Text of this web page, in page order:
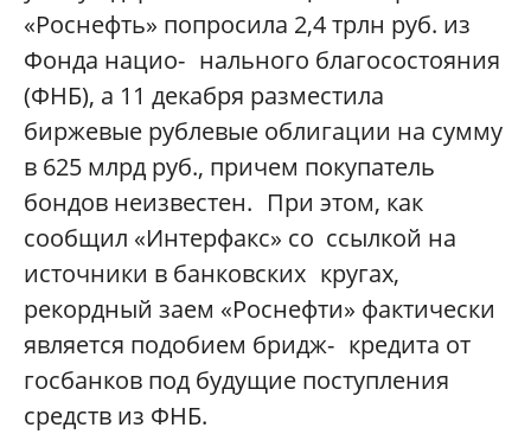
«Роснефть» попросила 2,4 трлн руб. из
Фонда нацио- нального благосостояния
(ФНБ), а 11 декабря разместила
биржевые рублевые облигации на сумму
в 625 млрд руб., причем покупатель
бондов неизвестен. При этом, как
сообщил «Интерфакс» со ссылкой на
источники в банковских кругах,
рекордный заем «Роснефти» фактически
является подобием бридж- кредита от
госбанков под будущие поступления
средств из ФНБ.